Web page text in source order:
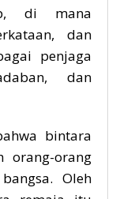
di mana
dan
penjaga
dan
bintara
orang
Oleh